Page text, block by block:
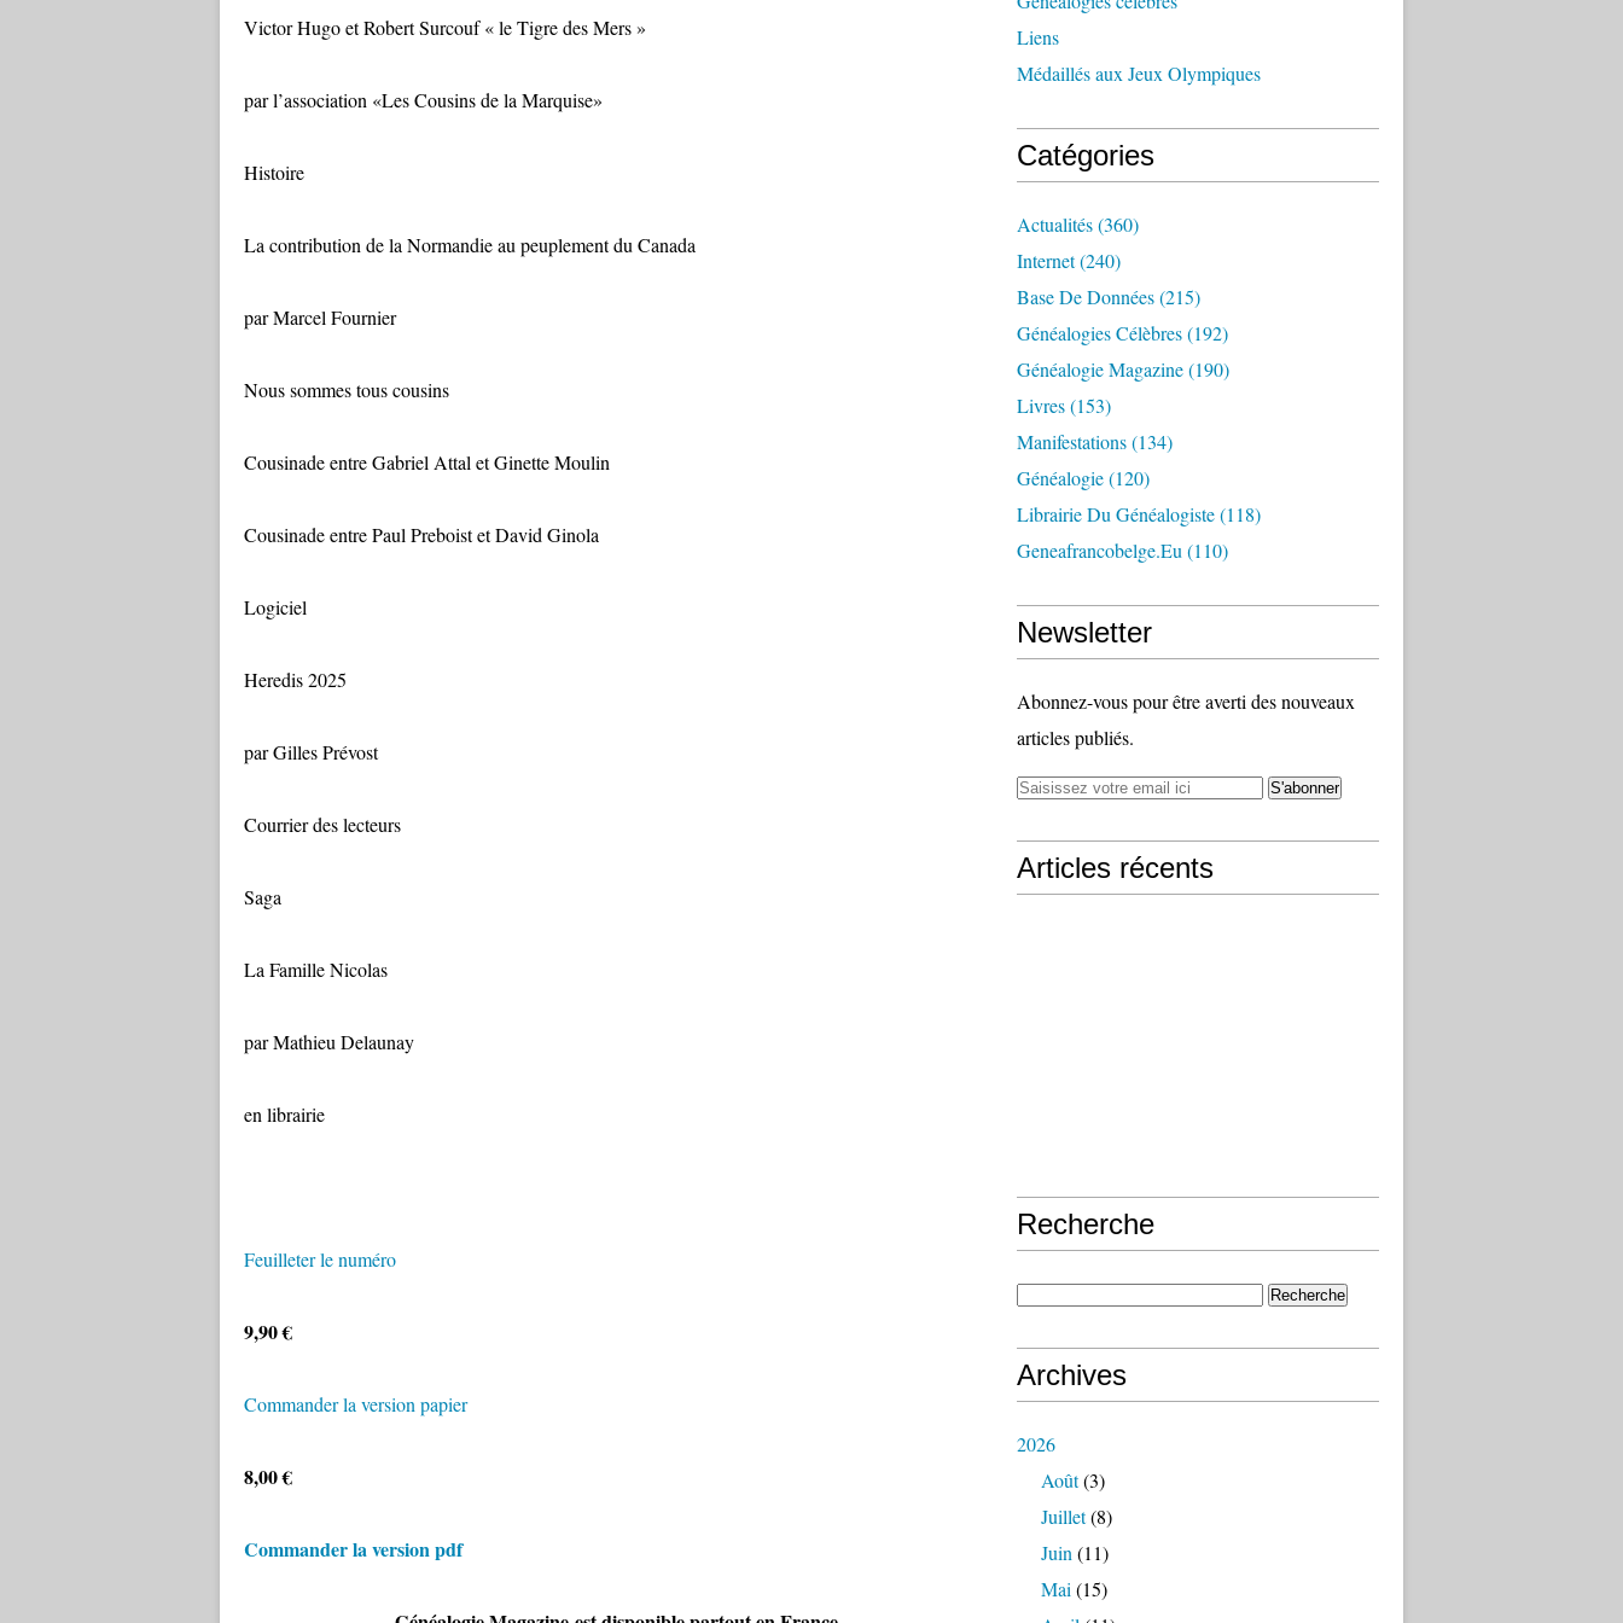
Victor Hugo et Robert Surcouf « le Tigre des Mers »
par l’association «Les Cousins de la Marquise»
Histoire
La contribution de la Normandie au peuplement du Canada
par Marcel Fournier
Nous sommes tous cousins
Cousinade entre Gabriel Attal et Ginette Moulin
Cousinade entre Paul Preboist et David Ginola
Logiciel
Heredis 2025
par Gilles Prévost
Courrier des lecteurs
Saga
La Famille Nicolas
par Mathieu Delaunay
en librairie
Feuilleter le numéro
9,90 €
Commander la version papier
8,00 €
Commander la version pdf
Liens
Médaillés aux Jeux Olympiques
Catégories
Actualités(360)
Internet(240)
Base De Données(215)
Généalogies Célèbres(192)
Généalogie Magazine(190)
Livres(153)
Manifestations(134)
Généalogie(120)
Librairie Du Généalogiste(118)
Geneafrancobelge.eu (110)
Newsletter
Abonnez-vous pour être averti des nouveaux
articles publiés.
Articles récents
Recherche
Archives
2026
Août(3)
Juillet(8)
Juin (11)
Mai (15)